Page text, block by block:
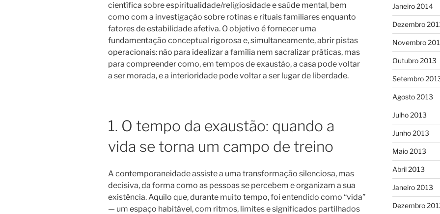
científica sobre espiritualidade/religiosidade e saúde mental, bem
como com a investigação sobre rotinas e rituais familiares enquanto
fatores de estabilidade afetiva. O objetivo é fornecer uma
fundamentação conceptual rigorosa e, simultaneamente, abrir pistas
operacionais: não para idealizar a família nem sacralizar práticas, mas
para compreender como, em tempos de exaustão, a casa pode voltar
a ser morada, e a interioridade pode voltar a ser lugar de liberdade.
1. O tempo da exaustão: quando a
vida se torna um campo de treino
A contemporaneidade assiste a uma transformação silenciosa, mas
decisiva, da forma como as pessoas se percebem e organizam a sua
existência. Aquilo que, durante muito tempo, foi entendido como “vida”
— um espaço habitável, com ritmos, limites e significados partilhados
Janeiro 2014
Dezembro
Novembro
Outubro 2013
Setembro
Agosto 2013
Julho 2013
Junho 2013
Maio 2013
Abril 2013
Janeiro 2013
Dezembro